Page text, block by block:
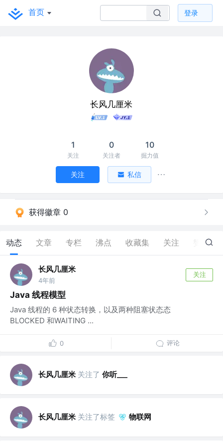
首页 登录
长风几厘米
1
关注
0
关注者
10
掘力值
关注 私信
获得徽章 0
动态 文章 专栏 沸点 收藏集 关注 0
长风几厘米
4年前
关注
Java 线程模型
Java 线程的 6 种状态转换，以及两种阻塞状态态
BLOCKED 和WAITING ...
0 评论
长风几厘米 关注了 你听___
长风几厘米 关注了标签 物联网